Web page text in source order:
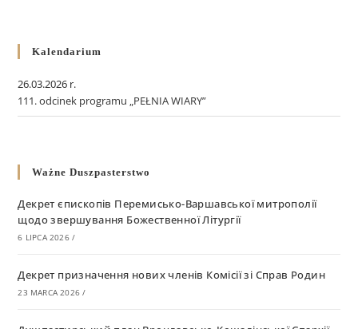
Kalendarium
26.03.2026 r.
111. odcinek programu „PEŁNIA WIARY”
Ważne Duszpasterstwo
Декрет єпископів Перемисько-Варшавської митрополії
щодо звершування Божественної Літургії
6 LIPCA 2026 /
Декрет призначення нових членів Комісії зі Справ Родин
23 MARCA 2026 /